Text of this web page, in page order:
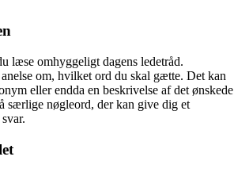
læse omhyggeligt dagens ledetråd.
om, hvilket ord du skal gætte. Det kan
eller endda en beskrivelse af det ønskede
nøgleord, der kan give dig et